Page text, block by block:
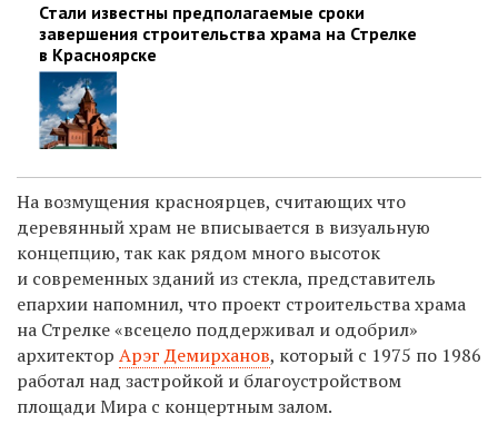
Стали известны предполагаемые сроки
завершения строительства храма на Стрелке
в Красноярске
На возмущения красноярцев, считающих что
деревянный храм не вписывается в визуальную
концепцию, так как рядом много высоток
и современных зданий из стекла, представитель
епархии напомнил, что проект строительства храма
на Стрелке «всецело поддерживал и одобрил»
архитектор Арэг Демирханов, который с 1975 по 1986
работал над застройкой и благоустройством
площади Мира с концертным залом.